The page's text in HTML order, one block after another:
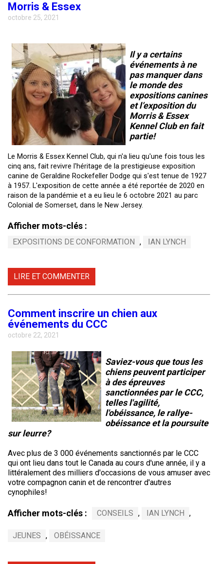
Morris & Essex
octobre 25, 2021
Il y a certains
événements à ne
pas manquer dans
le monde des
expositions canines
et l’exposition du
Morris & Essex
Kennel Club en fait
partie!
Le Morris & Essex Kennel Club, qui n'a lieu qu'une fois tous les
cinq ans, fait revivre l'héritage de la prestigieuse exposition
canine de Geraldine Rockefeller Dodge qui s'est tenue de 1927
à 1957. L'exposition de cette année a été reportée de 2020 en
raison de la pandémie et a eu lieu le 6 octobre 2021 au parc
Colonial de Somerset, dans le New Jersey.
Afficher mots-clés :
EXPOSITIONS DE CONFORMATION , IAN LYNCH
LIRE ET COMMENTER
Comment inscrire un chien aux
événements du CCC
octobre 22, 2021
Saviez-vous que tous les
chiens peuvent participer
à des épreuves
sanctionnées par le CCC,
telles l'agilité,
l'obéissance, le rallye-
obéissance et la poursuite
sur leurre?
Avec plus de 3 000 événements sanctionnés par le CCC
qui ont lieu dans tout le Canada au cours d'une année, il y a
littéralement des milliers d'occasions de vous amuser avec
votre compagnon canin et de rencontrer d'autres
cynophiles!
Afficher mots-clés : CONSEILS , IAN LYNCH ,
JEUNES , OBÉISSANCE